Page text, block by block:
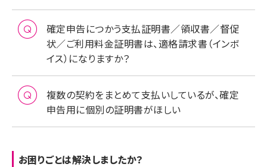
確定申告につかう支払証明書／領収書／督促
状／ご利用料金証明書は、適格請求書（インボ
イス）になりますか？
複数の契約をまとめて支払いしているが、確定
申告用に個別の証明書がほしい
お困りごとは解決しましたか？